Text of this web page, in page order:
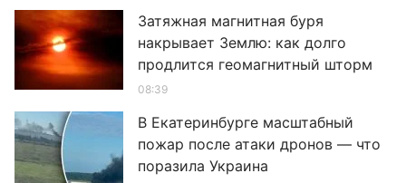
Затяжная магнитная буря
накрывает Землю: как долго
продлится геомагнитный шторм
08:39
В Екатеринбурге масштабный
пожар после атаки дронов — что
поразила Украина